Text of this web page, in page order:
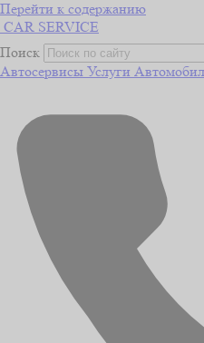
Перейти к содержанию
CAR SERVICE
Поиск
Автосервисы Услуги